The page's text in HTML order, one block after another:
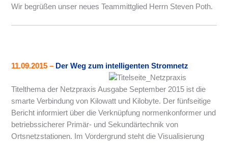
Wir begrüßen unser neues Teammittglied Herrn Steven Poth.
11.09.2015– Der Weg zum intelligenten Stromnetz
Titelthema der Netzpraxis Ausgabe September 2015 ist die
smarte Verbindung von Kilowatt und Kilobyte. Der fünfseitige
Bericht informiert über die Verknüpfung normenkonformer und
betriebssicherer Primär- und Sekundärtechnik von
Ortsnetzstationen. Im Vordergrund steht die Visualisierung